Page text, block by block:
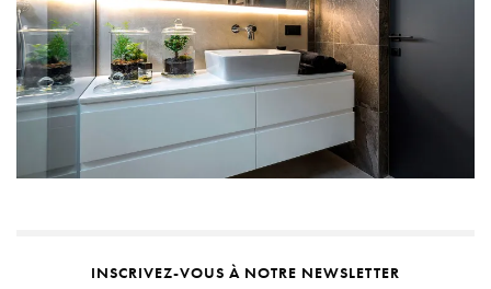
INSCRIVEZ-VOUS À NOTRE NEWSLETTER